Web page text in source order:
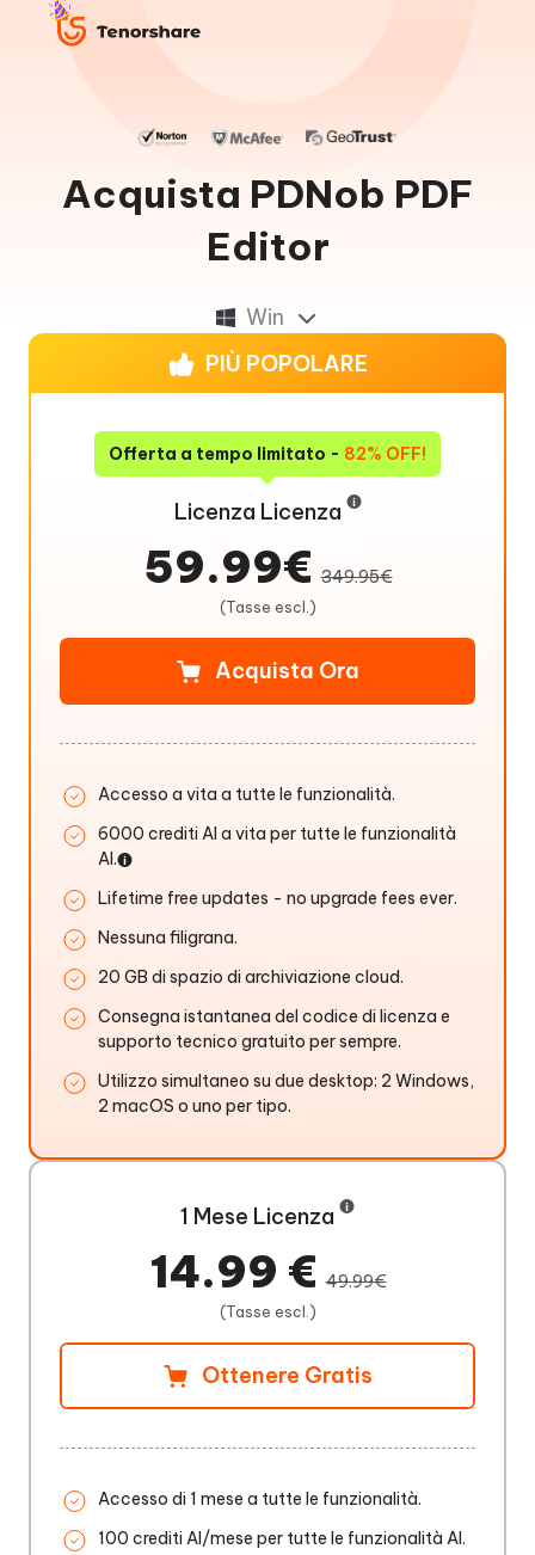
Acquista PDNob PDF
Editor
Win
1 Mese Licenza
14.99 €49.99€
(Tasse escl.)
Ottenere Gratis
Accesso di 1 mese a tutte le funzionalità.
100 crediti AI/mese per tutte le funzionalità AI.
PIÙ POPOLARE
Offerta a tempo limitato - 82% OFF!
Licenza Licenza
59.99€349.95€
(Tasse escl.)
Acquista Ora
Accesso a vita a tutte le funzionalità.
6000 crediti AI a vita per tutte le funzionalità
AI.
Lifetime free updates - no upgrade fees ever.
Nessuna filigrana.
20 GB di spazio di archiviazione cloud.
Consegna istantanea del codice di licenza e
supporto tecnico gratuito per sempre.
Utilizzo simultaneo su due desktop: 2 Windows,
2 macOS o uno per tipo.